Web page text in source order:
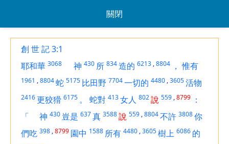
關閉
創 世 記 3:1
耶和華 3068 神 430 所 834造的 6213 ,8804 ， 惟有
1961 ,8804蛇 5175 比田野 7704一切的 4480 ,3605活物
2416更狡猾 6175 。 蛇對 413女人 802說 559 ,8799 ：
「
神 430 豈是 637真 3588說 559 ,8804不許 3808你
們吃 398 ,8799 園中 1588 所有 4480 ,3605樹上 6086 的